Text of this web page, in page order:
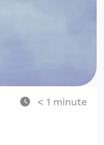
< 1 minute